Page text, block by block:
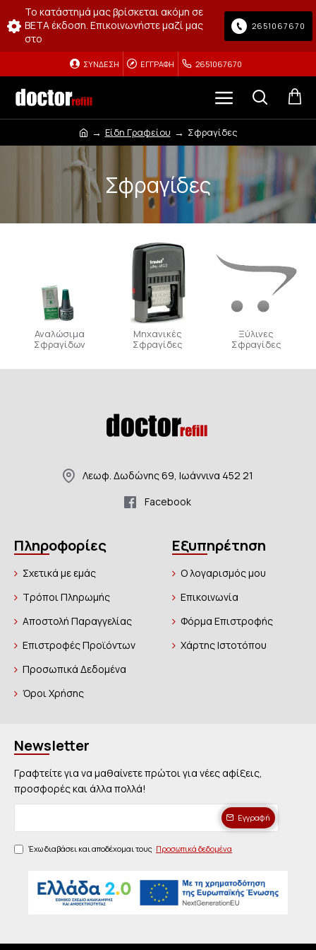
Το κατάστημά μας βρίσκεται ακόμη σε
BETA έκδοση. Επικοινωνήστε μαζί μας
στο
2651067670
ΣΎΝΔΕΣΗ ΕΓΓΡΑΦΉ 2651067670
Είδη Γραφείου Σφραγίδες
Σφραγίδες
Αναλώσιμα
Σφραγίδων
Μηχανικές
Σφραγίδες
Ξύλινες
Σφραγίδες
Λεωφ. Δωδώνης 69, Ιωάννινα 452 21
Facebook
Πληροφορίες
Σχετικά με εμάς
Τρόποι Πληρωμής
Αποστολή Παραγγελίας
Επιστροφές Προϊόντων
Προσωπικά Δεδομένα
Όροι Χρήσης
Εξυπηρέτηση
Ο λογαρισμός μου
Επικοινωνία
Φόρμα Επιστροφής
Χάρτης Ιστοτόπου
Newsletter
Γραφτείτε για να μαθαίνετε πρώτοι για νέες αφίξεις,
προσφορές και άλλα πολλά!
Εγγραφή
Έχω διαβάσει και αποδέχομαι τους Προσωπικά δεδομένα